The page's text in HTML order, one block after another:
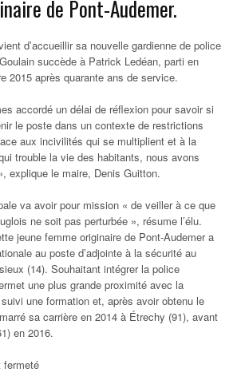
de Pont-Audemer.
d’accueillir sa nouvelle gardienne de police
succède à Patrick Ledéan, parti en
2015 après quarante ans de service.
accordé un délai de réflexion pour savoir si
le poste dans un contexte de restrictions
aux incivilités qui se multiplient et à la
trouble la vie des habitants, nous avons
, explique le maire, Denis Guitton.
va avoir pour mission « de veiller à ce que
ne soit pas perturbée », résume l’élu.
jeune femme originaire de Pont-Audemera
au poste d’adjointe à la sécurité au
(14). Souhaitant intégrer la police
une plus grande proximité avec la
une formation et, après avoir obtenu le
sa carrière en 2014 à Étrechy (91), avant
en 2016.
fermeté